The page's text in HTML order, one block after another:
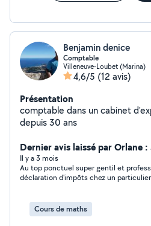
Benjamin denice
Comptable
Villeneuve-Loubet (Marina)
4,6/5 (12 avis)
Présentation
comptable dans un cabinet
depuis 30 ans
Dernier avis laissé par Orlane
Il y a 3 mois
Au top ponctuel super gentil et
déclaration d'impôts chez un
Cours de maths